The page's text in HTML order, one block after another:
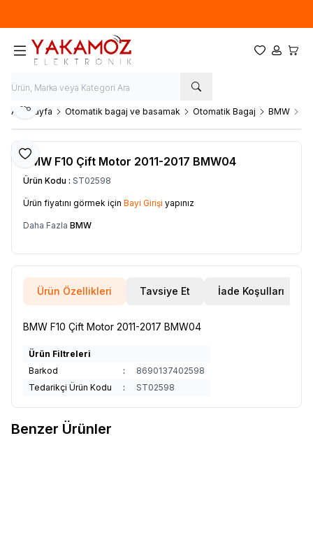
Favorilerim
Hesabım
Ana Sayfa Otomatik bagaj ve basamak Otomatik Bagaj BMW
Favoriye Ekle
Paylaş
BMW F10 Çift Motor 2011-2017 BMW04
Ürün Kodu : ST02598
Ürün fiyatını görmek için Bayi Girişi yapınız
Daha Fazla BMW
Ürün Özellikleri Tavsiye Et İade Koşulları
BMW F10 Çift Motor 2011-2017 BMW04
Ürün Filtreleri
Barkod
:
8690137402598
Tedarikçi Ürün Kodu
: ST02598
Benzer Ürünler